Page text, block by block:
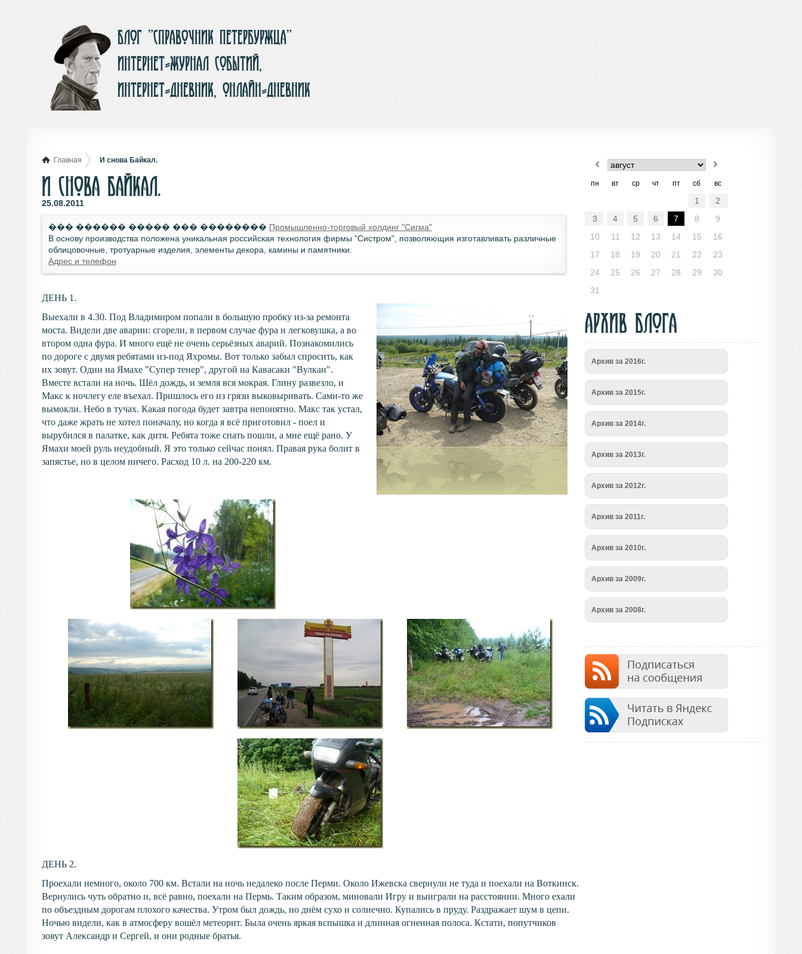
Блог ”Справочник Петербуржца”
интернет-журнал событий,
интернет-дневник, онлайн-дневник
Главная И снова Байкал.
И снова Байкал.
25.08.2011
��� ������ ����� ��� �������� Промышленно-торговый холдинг "Сигма"
В основу производства положена уникальная российская технология фирмы "Систром", позволяющия изготавливать различные
облицовочные, тротуарные изделия, элементы декора, камины и памятники.
Адрес и телефон
ДЕНЬ 1.
Выехали в 4.30. Под Владимиром попали в большую пробку из-за ремонта
моста. Видели две аварии: сгорели, в первом случае фура и легковушка, а во
втором одна фура. И много ещё не очень серьёзных аварий. Познакомились
по дороге с двумя ребятами из-под Яхромы. Вот только забыл спросить, как
их зовут. Один на Ямахе "Супер тенер", другой на Кавасаки "Вулкан".
Вместе встали на ночь. Шёл дождь, и земля вся мокрая. Глину развезло, и
Макс к ночлегу еле въехал. Пришлось его из грязи выковыривать. Сами-то же
вымокли. Небо в тучах. Какая погода будет завтра непонятно. Макс так устал,
что даже жрать не хотел поначалу, но когда я всё приготовил - поел и
вырубился в палатке, как дитя. Ребята тоже спать пошли, а мне ещё рано. У
Ямахи моей руль неудобный. Я это только сейчас понял. Правая рука болит в
запястье, но в целом ничего. Расход 10 л. на 200-220 км.
ДЕНЬ 2.
Проехали немного, около 700 км. Встали на ночь недалеко после Перми. Около Ижевска свернули не туда и поехали на Воткинск.
Вернулись чуть обратно и, всё равно, поехали на Пермь. Таким образом, миновали Игру и выиграли на расстоянии. Много ехали
по объездным дорогам плохого качества. Утром был дождь, но днём сухо и солнечно. Купались в пруду. Раздражает шум в цепи.
Ночью видели, как в атмосферу вошёл метеорит. Была очень яркая вспышка и длинная огненная полоса. Кстати, попутчиков
зовут Александр и Сергей, и они родные братья.
пн вт ср чт пт сб вс
1
2
3
4 5 6 7 8
9
10
11 12 13 14 15
16
17
18 19 20 21 22
23
24
25 26 27 28 29
30
31
Архив блога
Архив за 2016г.
Архив за 2015г.
Архив за 2014г.
Архив за 2013г.
Архив за 2012г.
Архив за 2011г.
Архив за 2010г.
Архив за 2009г.
Архив за 2008г.